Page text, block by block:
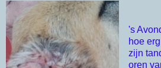
's
hoe
zijn
oren